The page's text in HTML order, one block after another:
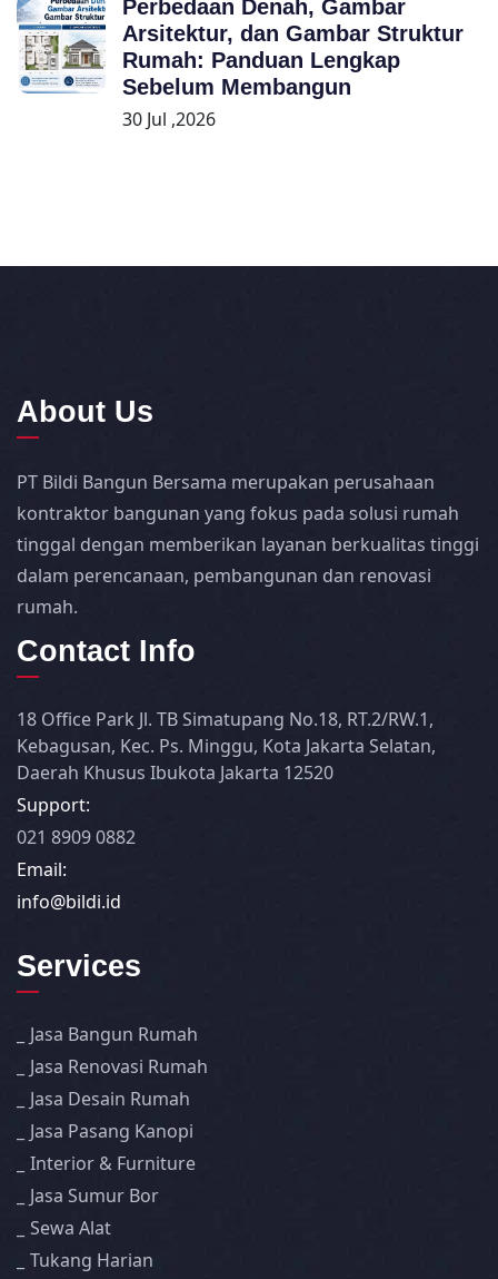
Perbedaan Denah, Gambar
Arsitektur, dan Gambar Struktur
Rumah: Panduan Lengkap
Sebelum Membangun
30 Jul ,2026
About Us
PT Bildi Bangun Bersama merupakan perusahaan
kontraktor bangunan yang fokus pada solusi rumah
tinggal dengan memberikan layanan berkualitas tinggi
dalam perencanaan, pembangunan dan renovasi
rumah.
Contact Info
18 Office Park Jl. TB Simatupang No.18, RT.2/RW.1,
Kebagusan, Kec. Ps. Minggu, Kota Jakarta Selatan,
Daerah Khusus Ibukota Jakarta 12520
Support:
021 8909 0882
Email:
info@bildi.id
Services
Jasa Bangun Rumah
Jasa Renovasi Rumah
Jasa Desain Rumah
Jasa Pasang Kanopi
Interior & Furniture
Jasa Sumur Bor
Sewa Alat
Tukang Harian